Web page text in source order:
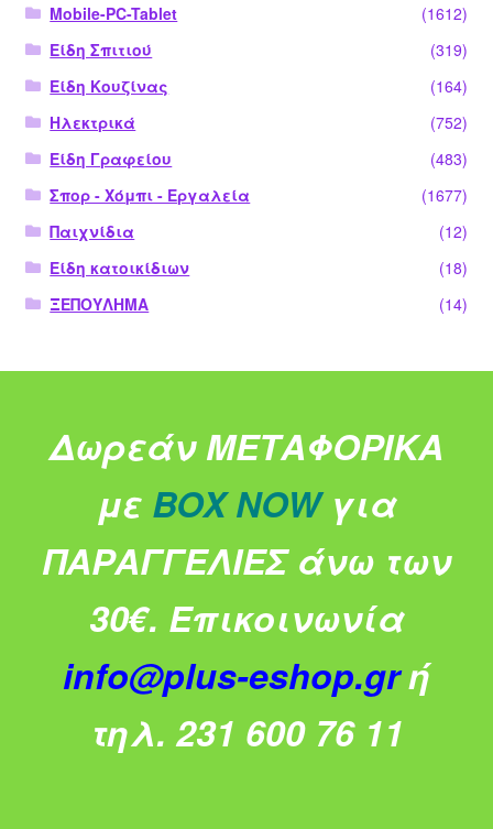
Mobile-PC-Tablet
(1612)
Είδη Σπιτιού
(319)
Είδη Κουζίνας
(164)
Ηλεκτρικά
(752)
Είδη Γραφείου
(483)
Σπορ - Χόμπι - Εργαλεία
(1677)
Παιχνίδια
(12)
Είδη κατοικίδιων
(18)
ΞΕΠΟΥΛΗΜΑ
(14)
Δωρεάν ΜΕΤΑΦΟΡΙΚΑ
με BOX NOW για
ΠΑΡΑΓΓΕΛΙΕΣ άνω των
30€. Επικοινωνία
info@plus-eshop.grή
τηλ. 231 600 76 11